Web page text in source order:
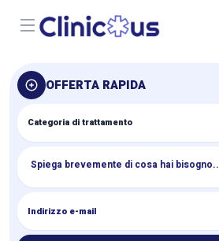
Open menu
OFFERTA RAPIDA